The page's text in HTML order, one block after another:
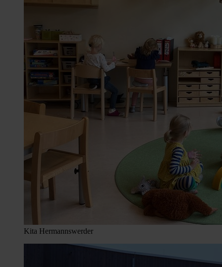
Kita Hermannswerder